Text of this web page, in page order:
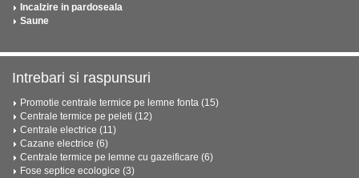
Incalzire in pardoseala
Saune
Intrebari si raspunsuri
Promotie centrale termice pe lemne fonta (15)
Centrale termice pe peleti (12)
Centrale electrice (11)
Cazane electrice (6)
Centrale termice pe lemne cu gazeificare (6)
Fose septice ecologice (3)